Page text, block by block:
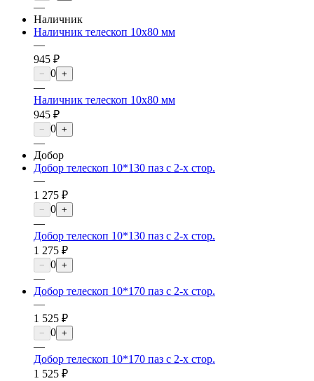
—
Наличник
Наличник телескоп 10х80 мм
—
945 ₽
− 0 +
—
Наличник телескоп 10х80 мм
945 ₽
− 0 +
—
Добор
Добор телескоп 10*130 паз с 2-х стор.
—
1 275 ₽
− 0 +
—
Добор телескоп 10*130 паз с 2-х стор.
1 275 ₽
− 0 +
—
Добор телескоп 10*170 паз с 2-х стор.
—
1 525 ₽
− 0 +
—
Добор телескоп 10*170 паз с 2-х стор.
1 525 ₽